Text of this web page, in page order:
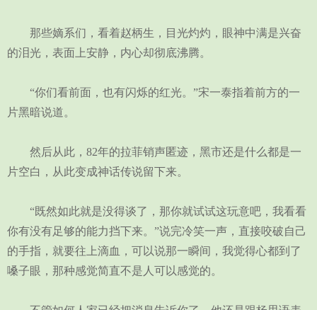
那些嫡系们，看着赵柄生，目光灼灼，眼神中满是兴奋
的泪光，表面上安静，内心却彻底沸腾。
“你们看前面，也有闪烁的红光。”宋一泰指着前方的一
片黑暗说道。
然后从此，82年的拉菲销声匿迹，黑市还是什么都是一
片空白，从此变成神话传说留下来。
“既然如此就是没得谈了，那你就试试这玩意吧，我看看
你有没有足够的能力挡下来。”说完冷笑一声，直接咬破自己
的手指，就要往上滴血，可以说那一瞬间，我觉得心都到了
嗓子眼，那种感觉简直不是人可以感觉的。